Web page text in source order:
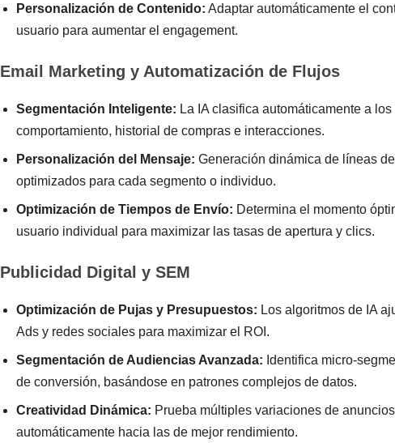
Personalización de Contenido: Adaptar automáticamente el
usuario para aumentar el engagement.
Email Marketing y Automatización de Flujos
Segmentación Inteligente: La IA clasifica automáticamente a
comportamiento, historial de compras e interacciones.
Personalización del Mensaje: Generación dinámica de líneas
optimizados para cada segmento o individuo.
Optimización de Tiempos de Envío: Determina el momento
usuario individual para maximizar las tasas de apertura y clics.
Publicidad Digital y SEM
Optimización de Pujas y Presupuestos: Los algoritmos de IA
Ads y redes sociales para maximizar el ROI.
Segmentación de Audiencias Avanzada: Identifica micro-
de conversión, basándose en patrones complejos de datos.
Creatividad Dinámica: Prueba múltiples variaciones de
automáticamente hacia las de mejor rendimiento.